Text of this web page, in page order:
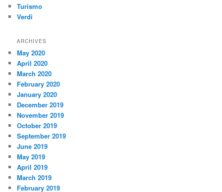
Turismo
Verdi
ARCHIVES
May 2020
April 2020
March 2020
February 2020
January 2020
December 2019
November 2019
October 2019
September 2019
June 2019
May 2019
April 2019
March 2019
February 2019